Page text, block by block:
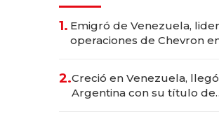
1. Emigró de Venezuela,
operaciones de Chevron
2.Creció en Venezuela,
Argentina con su título de